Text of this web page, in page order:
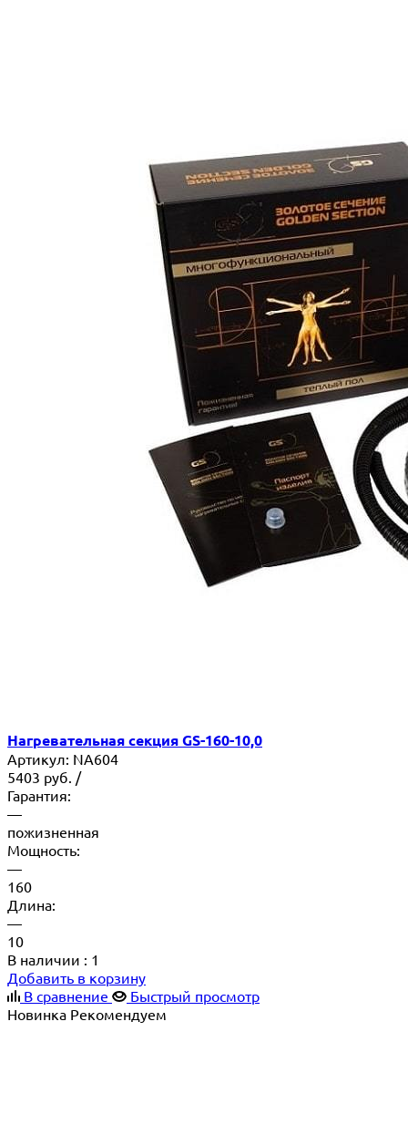
Нагревательная секция GS-160-10,0
Артикул: NA604
5403 руб. /
Гарантия:
—
пожизненная
Мощность:
—
160
Длина:
—
10
В наличии : 1
Добавить в корзину
В сравнение
Быстрый просмотр
Новинка Рекомендуем